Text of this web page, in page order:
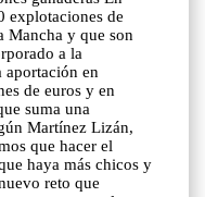
explotaciones de
Mancha y que son
a la
aportación en
de euros y en
suma una
Martínez Lizán,
que hacer el
haya más chicos y
reto que